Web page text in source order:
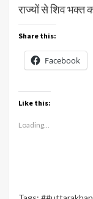
राज्यों से शिव भक्त
Share this:
Facebook
Like this:
Loading...